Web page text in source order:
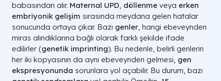
babasından alır. Maternal UPD, döllenme veya erken
embriyonik gelişim sırasında meydana gelen hatalar
sonucunda ortaya çıkar. Bazı genler, hangi ebeveynden
miras alındıklarına bağlı olarak farklı şekilde ifade
edilirler (genetik imprinting). Bu nedenle, belirli genlerin
her iki kopyasının da aynı ebeveynden gelmesi, gen
ekspresyonunda sorunlara yol açabilir. Bu durum, bazı